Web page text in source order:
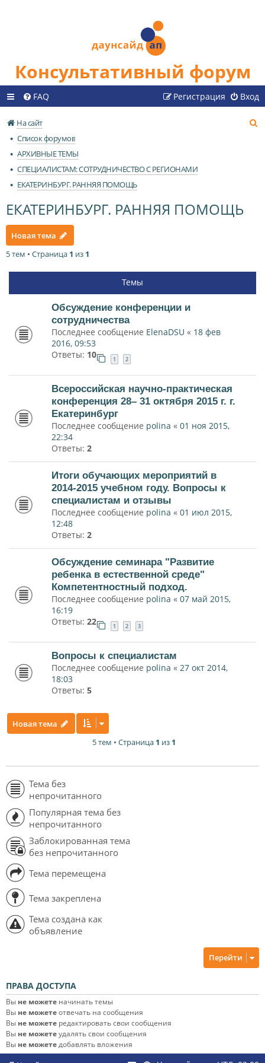
Консультативный форум
FAQ Вход
Регистрация
На сайт
Список форумов
АРХИВНЫЕ ТЕМЫ
СПЕЦИАЛИСТАМ: СОТРУДНИЧЕСТВО С РЕГИОНАМИ
ЕКАТЕРИНБУРГ. РАННЯЯ ПОМОЩЬ
ЕКАТЕРИНБУРГ. РАННЯЯ ПОМОЩЬ
Новая тема
5 тем • Страница 1 из 1
Темы
Обсуждение конференции и
сотрудничества
Последнее сообщение ElenaDSU « 18 фев
2016, 09:53
Ответы: 10 1 2
Всероссийская научно-практическая
конференция 28– 31 октября 2015 г. г.
Екатеринбург
Последнее сообщение polina « 01 ноя 2015,
22:34
Ответы: 2
Итоги обучающих мероприятий в
2014-2015 учебном году. Вопросы к
специалистам и отзывы
Последнее сообщение polina « 01 июл 2015,
12:48
Ответы: 2
Обсуждение семинара "Развитие
ребенка в естественной среде"
Компетентностный подход.
Последнее сообщение polina « 07 май 2015,
16:19
Ответы: 22 1 2 3
Вопросы к специалистам
Последнее сообщение polina « 27 окт 2014,
18:03
Ответы: 5
Новая тема
5 тем • Страница 1 из 1
Тема без
непрочитанного
Популярная тема без
непрочитанного
Заблокированная тема
без непрочитанного
Тема перемещена
Тема закреплена
Тема создана как
объявление
Перейти
ПРАВА ДОСТУПА
Вы не можете начинать темы
Вы не можетеотвечать на сообщения
Вы не можете редактировать свои сообщения
Вы не можетеудалять свои сообщения
Вы не можетедобавлять вложения